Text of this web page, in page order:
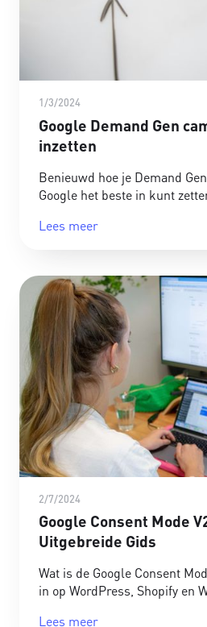
1/3/2024
Google Demand Gen
inzetten
Benieuwd hoe je Demand
Google het beste in kunt
Lees meer
2/7/2024
Google Consent Mode
Uitgebreide Gids
Wat is de Google Consent
in op WordPress, Shopify en
Lees meer